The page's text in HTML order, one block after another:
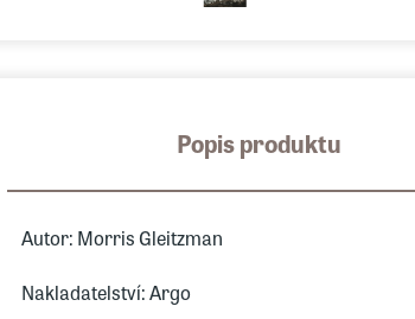
Popis produktu
Autor: Morris Gleitzman
Nakladatelství: Argo